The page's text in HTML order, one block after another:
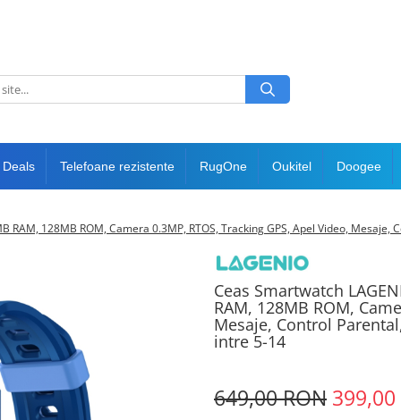
Deals Telefoane rezistente RugOne Oukitel Doogee
RAM, 128MB ROM, Camera 0.3MP, RTOS, Tracking GPS, Apel Video,
Ceas Smartwatch
RAM, 128MB ROM,
Mesaje, Control
intre 5-14
649,00 RON 399,00